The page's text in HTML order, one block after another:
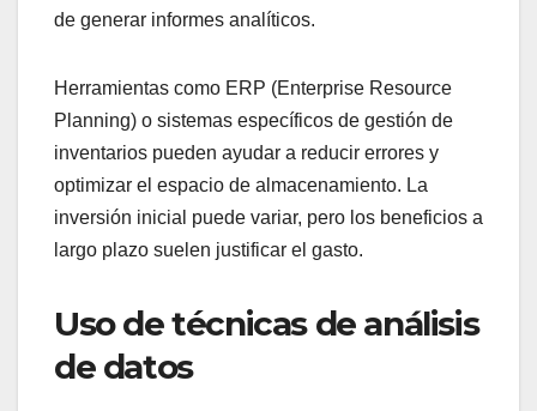
de generar informes analíticos.
Herramientas como ERP (Enterprise Resource
Planning) o sistemas específicos de gestión de
inventarios pueden ayudar a reducir errores y
optimizar el espacio de almacenamiento. La
inversión inicial puede variar, pero los beneficios a
largo plazo suelen justificar el gasto.
Uso de técnicas de análisis
de datos